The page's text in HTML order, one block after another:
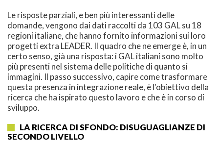
Le risposte parziali, e ben più interessanti delle
domande, vengono dai dati raccolti da 103 GAL su 18
regioni italiane, che hanno fornito informazioni sui loro
progetti extra LEADER. Il quadro che ne emerge è, in un
certo senso, già una risposta: i GAL italiani sono molto
più presenti nel sistema delle politiche di quanto si
immagini. Il passo successivo, capire come trasformare
questa presenza in integrazione reale, è l'obiettivo della
ricerca che ha ispirato questo lavoro e che è in corso di
sviluppo.
LA RICERCA DI SFONDO: DISUGUAGLIANZE DI
SECONDO LIVELLO